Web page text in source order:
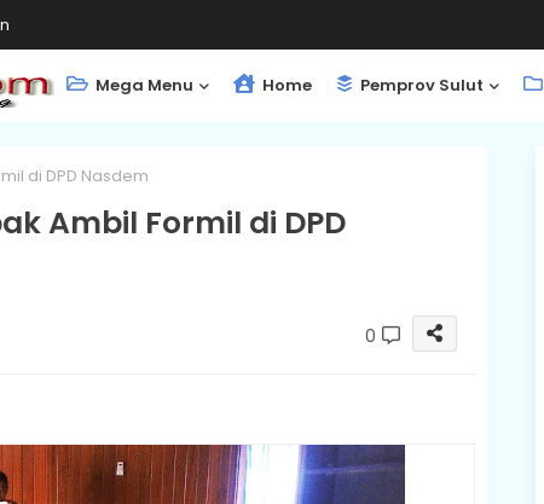
Mega Menu Home Pemprov Sulut
di DPD Nasdem
Ambil Formil di DPD
0